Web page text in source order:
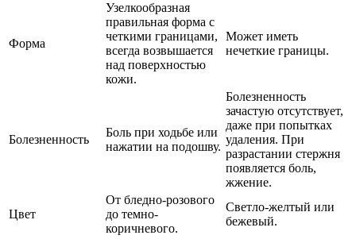
Форма
Узелкообразная
правильная форма с
четкими границами,
всегда возвышается
над поверхностью
кожи.
Может иметь
нечеткие границы.
Болезненность
Боль при ходьбе или
нажатии на подошву.
Болезненность
зачастую отсутствует,
даже при попытках
удаления. При
разрастании стержня
появляется боль,
жжение.
Цвет
От бледно-розового
до темно-
коричневого.
Светло-желтый или
бежевый.